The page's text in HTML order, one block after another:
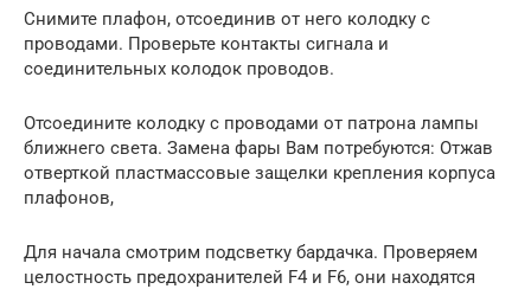
Снимите плафон, отсоединив от него колодку с
проводами. Проверьте контакты сигнала и
соединительных колодок проводов.
Отсоедините колодку с проводами от патрона лампы
ближнего света. Замена фары Вам потребуются: Отжав
отверткой пластмассовые защелки крепления корпуса
плафонов,
Для начала смотрим подсветку бардачка. Проверяем
целостность предохранителей F4 и F6, они находятся